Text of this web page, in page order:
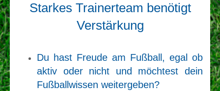
Starkes Trainerteam benötigt
Verstärkung
Du hast Freude am Fußball, egal ob
aktiv oder nicht und möchtest dein
Fußballwissen weitergeben?